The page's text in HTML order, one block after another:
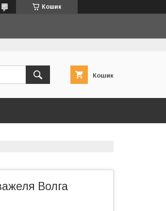
Кошик
Кошик
Волга